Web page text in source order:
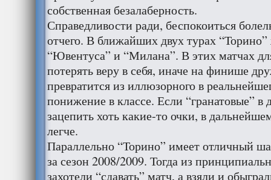
собственная безалаберность.
Справедливости ради, беспокоиться
отчего. В ближайших двух турах
“Ювентуса” и “Милана”. В этих матчах
потерять веру в себя, иначе на финише
превратится из иллюзорного в
понижение в классе. Если “гранатовые” в
зацепить хоть какие-то очки, в
легче.
Параллельно “Торино” имеет отличный
за сезон 2008/2009. Тогда из
захотели “сдавать” матч, а взяли и